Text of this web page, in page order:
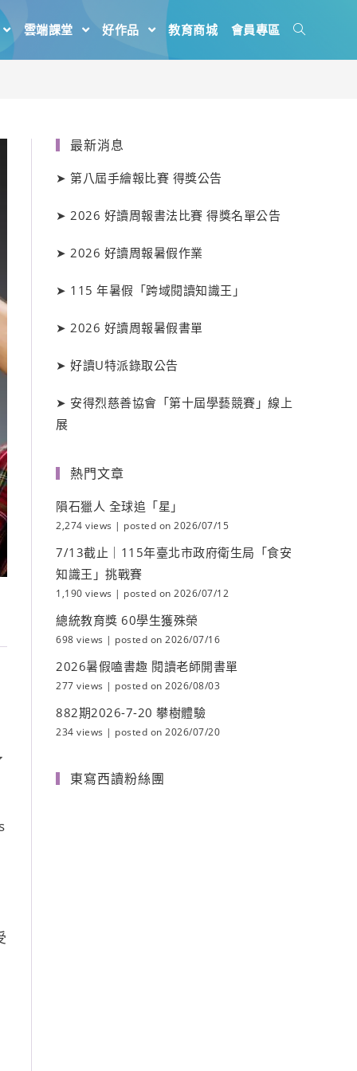
雲端課堂 好作品 教育商城 會員專區
最新消息
➤ 第八屆手繪報比賽 得獎公告
➤ 2026 好讀周報書法比賽 得獎名單公告
➤ 2026 好讀周報暑假作業
➤ 115 年暑假「跨域閱讀知識王」
➤ 2026 好讀周報暑假書單
➤ 好讀U特派錄取公告
➤ 安得烈慈善協會「第十屆學藝競賽」線上
展
熱門文章
隕石獵人 全球追「星」
2,274 views | posted on 2026/07/15
7/13截止｜115年臺北市政府衛生局「食安
知識王」挑戰賽
1,190 views | posted on 2026/07/12
總統教育獎 60學生獲殊榮
698 views | posted on 2026/07/16
2026暑假嗑書趣 閱讀老師開書單
277 views | posted on 2026/08/03
882期2026-7-20 攀樹體驗
234 views | posted on 2026/07/20
東寫西讀粉絲團